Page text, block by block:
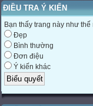
ĐIỀU TRA Ý KIẾN
Bạn thấy trang này như thế
Đẹp
Bình thường
Đơn điệu
Ý kiến khác